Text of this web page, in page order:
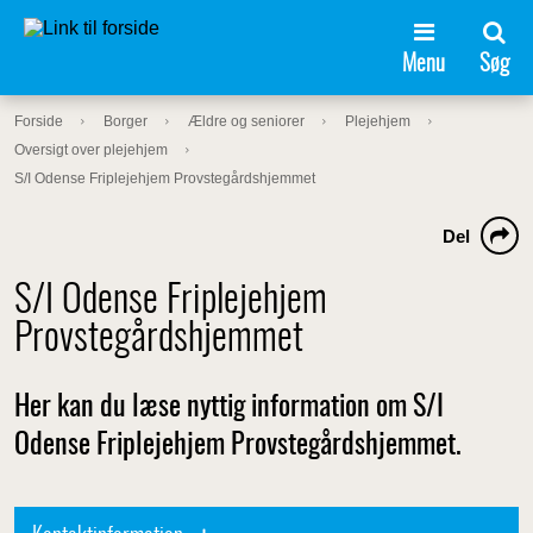
Menu Søg
Forside Borger Ældre og seniorer
Plejehjem
Oversigt over plejehjem
S/I Odense Friplejehjem Provstegårdshjemmet
S/I Odense Friplejehjem
Provstegårdshjemmet
Del
Her kan du læse nyttig information om S/I
Odense Friplejehjem Provstegårdshjemmet.